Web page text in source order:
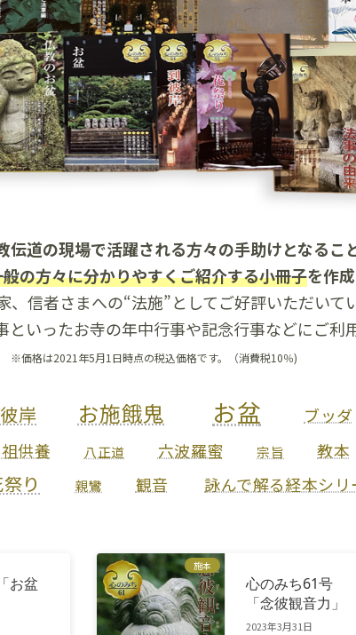
伝道の現場で活躍される方々の手助けとなるこ
の方々に分かりやすくご紹介する小冊子を作成
、信者さまへの“法施”としてご好評いただいて
といったお寺の年中行事や記念行事などにご利
※価格は2021年5月1日時点の税込価格です。（消費税10％)
岸 お施餓鬼 お盆 ブッダ
供養 八正道 六波羅蜜 宗旨 教本
り 親鸞 観音 詠んで解る経本シリ
お盆
施本
心のみち61号
「念彼観音力」
2023年3月31日